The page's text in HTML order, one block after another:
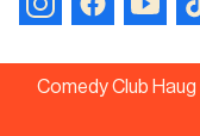
Comedy Club